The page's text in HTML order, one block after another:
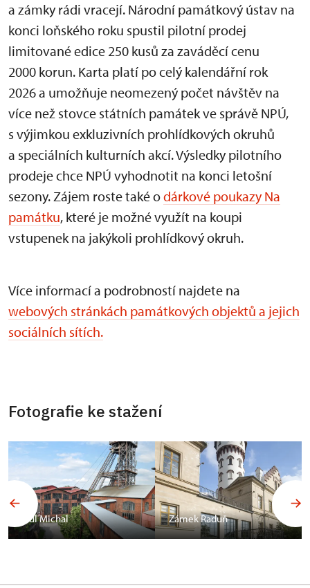
a zámky rádi vracejí. Národní památkový ústav na
konci loňského roku spustil pilotní prodej
limitované edice 250 kusů za zaváděcí cenu
2000 korun. Karta platí po celý kalendářní rok
2026 a umožňuje neomezený počet návštěv na
více než stovce státních památek ve správě NPÚ,
s výjimkou exkluzivních prohlídkových okruhů
a speciálních kulturních akcí. Výsledky pilotního
prodeje chce NPÚ vyhodnotit na konci letošní
sezony. Zájem roste také odárkové poukazy Na
památku, které je možné využít na koupi
vstupenek na jakýkoli prohlídkový okruh.
Více informací a podrobností najdete na
webových stránkách památkových objektů a jejich
sociálních sítích.
Fotografie ke stažení
Důl Michal Zámek Raduň